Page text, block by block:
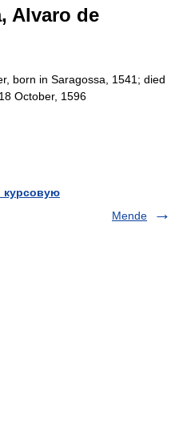
Alvaro de
born in Saragossa, 1541; died
October, 1596
курсовую
Mende